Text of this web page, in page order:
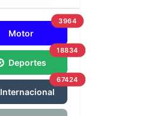
Motor
3964
Deportes
18834
Internacional
67424